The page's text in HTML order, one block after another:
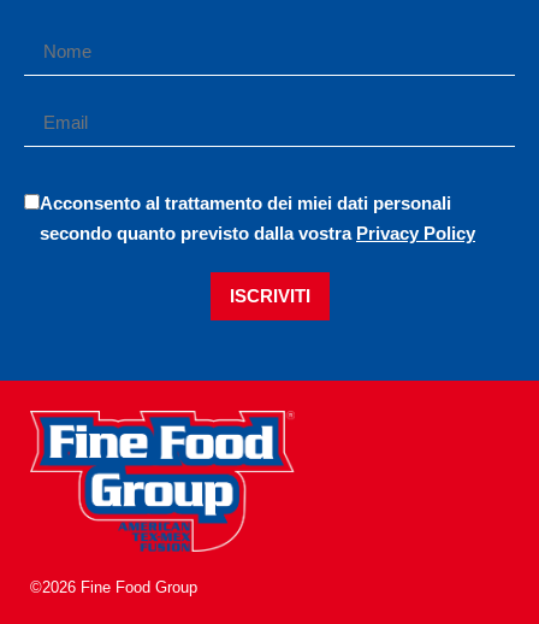
Acconsento al trattamento dei miei dati personali
secondo quanto previsto dalla vostra Privacy Policy
ISCRIVITI
©2026 Fine Food Group